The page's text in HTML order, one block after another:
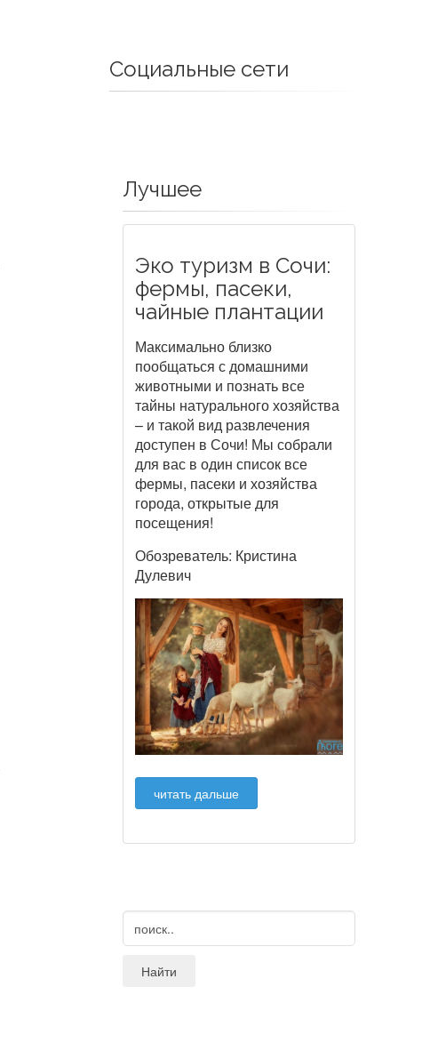
Социальные сети
Лучшее
Эко туризм в Сочи:
фермы, пасеки,
чайные плантации
Максимально близко
пообщаться с домашними
животными и познать все
тайны натурального хозяйства
– и такой вид развлечения
доступен в Сочи! Мы собрали
для вас в один список все
фермы, пасеки и хозяйства
города, открытые для
посещения!
Обозреватель: Кристина
Дулевич
читать дальше